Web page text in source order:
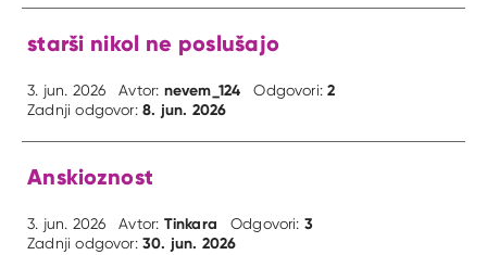
starši nikol ne poslušajo
3. jun. 2026 Avtor: nevem_124 Odgovori:2
Zadnji odgovor:8. jun. 2026
Anskioznost
3. jun. 2026 Avtor: Tinkara Odgovori: 3
Zadnji odgovor:30. jun. 2026